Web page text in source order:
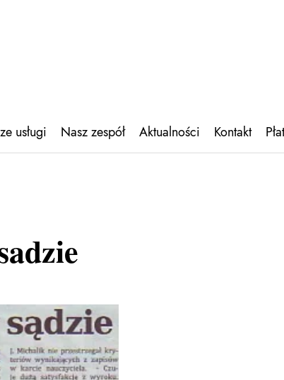
usługi Nasz zespół Aktualności Kontakt